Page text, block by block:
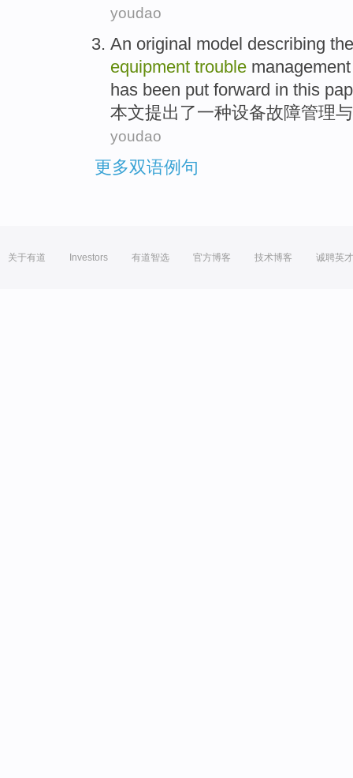
youdao
An original model describing the
equipment trouble management
has been put forward in this
本文提出 了一种设备故障管理与
youdao
更多双语例句
关于有道 Investors 有道智选 官方博客 技术博客 诚聘英才